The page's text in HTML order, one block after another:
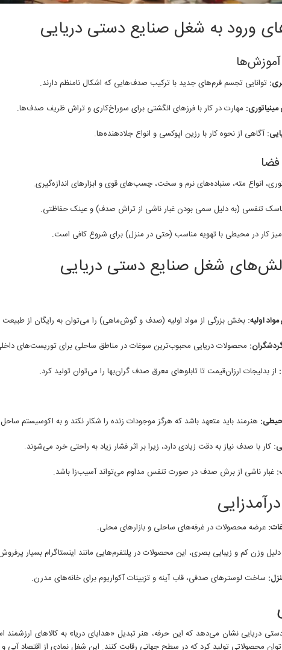
ورود به شغل صنایع دستی دریایی
توانایی تجسم فرم‌های جدید با ترکیب صدف‌هایی که اشکال نامنظم دارند.
مینیاتوری: مهارت در کار با فرزهای انگشتی برای سوراخ‌کاری و تراش ظریف صدف‌ها.
آگاهی از نحوه کار با رزین اپوکسی و انواع جلا‌دهنده‌ها.
انواع مته، سنباده‌های نرم و سخت، چسب‌های قوی و ابزارهای اندازه‌گیری.
تنفسی (به دلیل سمی بودن غبار ناشی از تراش صدف) و عینک حفاظتی.
کار در محیطی با تهویه مناسب (حتی در منزل) برای شروع کافی است.
شغل صنایع دستی دریایی
اولیه: بخش بزرگی از مواد اولیه (صدف و گوش‌ماهی) را می‌توان به رایگان از طبیعت
محصولات دریایی محبوب‌ترین سوغات در مناطق ساحلی برای توریست‌های
از بدلیجات ارزان‌قیمت تا تابلوهای معرق صدف گران‌بها را می‌توان تولید کرد.
هنرمند باید متعهد باشد که هرگز موجودات زنده را شکار نکند و به اکوسیستم
کار با صدف نیاز به دقت زیادی دارد، زیرا بر اثر فشار زیاد به راحتی خرد می‌شوند.
غبار ناشی از برش صدف در صورت تنفس مداوم می‌تواند آسیب‌زا باشد.
عرضه محصولات در غرفه‌های ساحلی و بازارهای محلی.
وزن کم و زیبایی بصری، این محصولات در پلتفرم‌هایی مانند اینستاگرام بسیار
ساخت لوسترهای صدفی، قاب آینه و تزیینات آکواریوم برای خانه‌های مدرن.
دریایی نشان می‌دهد که این حرفه، هنر تبدیل «هدایای دریا» به کالاهای
محصولاتی تولید کرد که در سطح جهانی رقابت کنند. این شغل نمادی از اقتصاد آبی و